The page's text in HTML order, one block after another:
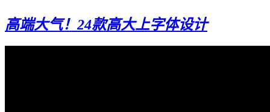
高端大气！24款高大上字体设计